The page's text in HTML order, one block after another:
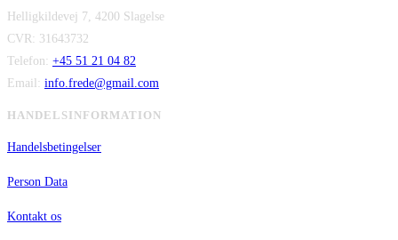
var:
er:
Helligkildevej 7, 4200 Slagelse
CVR: 31643732
Telefon: +45 51 21 04 82
Email: info.frede@gmail.com
HANDELSINFORMATION
Handelsbetingelser
Person Data
Kontakt os